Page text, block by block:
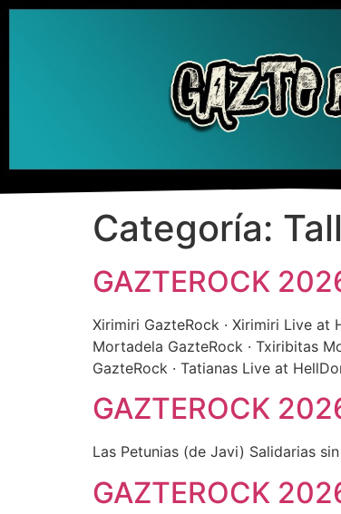
Categoría:
GAZTEROCK
Xirimiri GazteRock · Xirimiri Live at
Mortadela GazteRock · Txiribitas
GazteRock · Tatianas Live at
GAZTEROCK
Las Petunias (de Javi) Salidarias
GAZTEROCK